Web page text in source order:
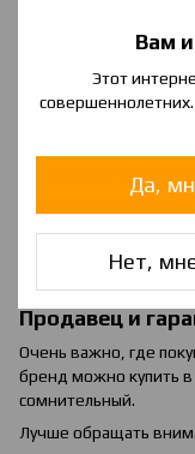
Вам
Этот
Да,
Нет,
инструкция;
гарантийная
предупреждения;
упаковка для
инструкция
будто ее уже
Продавец и
Очень важно, где
бренд можно купить
сомнительный.
Лучше обращать